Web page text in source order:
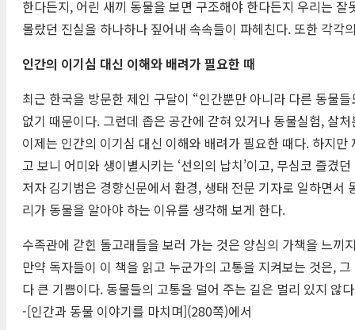
한다든지, 어린 새끼 동물을 보면 구조해야 한다든지 우리는
몰랐던 진실을 하나하나 짚어내 속속들이 파헤친다. 또한 각
인간의 이기심 대신 이해와 배려가 필요한 때
최근 한국을 방문한 제인 구달이 “인간뿐만 아니라 다른 동물
없기 때문이다. 그런데 좁은 공간에 갇혀 있거나 동물실험, 살
이제는 인간의 이기심 대신 이해와 배려가 필요한 때다. 하지
고 보니 어미와 생이별시키는 ‘선의의 납치’이고, 무심코 즐겼
저자 김기범은 경향신문에서 환경, 생태 전문 기자로 일하면
리가 동물을 알아야 하는 이유를 생각해 보게 한다.
수족관에 갇힌 돌고래들을 보러 가는 것은 양심의 가책을 느끼
만약 독자들이 이 책을 읽고 누군가의 고통을 지켜보는 것은,
다 큰 기쁨이다. 동물들의 고통을 덜어 주는 길은 멀리 있지 않
-[인간과 동물 이야기를 마치며](280쪽)에서